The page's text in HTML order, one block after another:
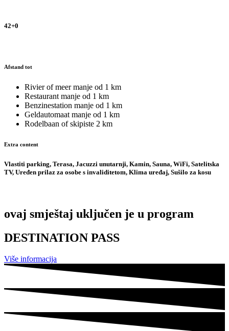
42+0
Afstand tot
Rivier of meermanje od 1 km
Restaurant manje od 1 km
Benzinestation manje od 1 km
Geldautomaat manje od 1 km
Rodelbaan of skipiste 2 km
Extra content
Vlastiti parking, Terasa, Jacuzzi unutarnji, Kamin, Sauna, WiFi, Satelitska
TV, Uređen prilaz za osobe s invaliditetom, Klima uređaj, Sušilo za kosu
ovaj smještaj uključen je u program
DESTINATION PASS
Više informacija